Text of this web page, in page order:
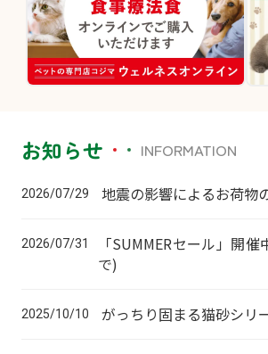
お知らせ INFORMATION
2026/07/29 地震の影響によるお荷物
2026/07/31
「SUMMERセール」開
で)
2025/10/10 がっちり固まる猫砂シリ